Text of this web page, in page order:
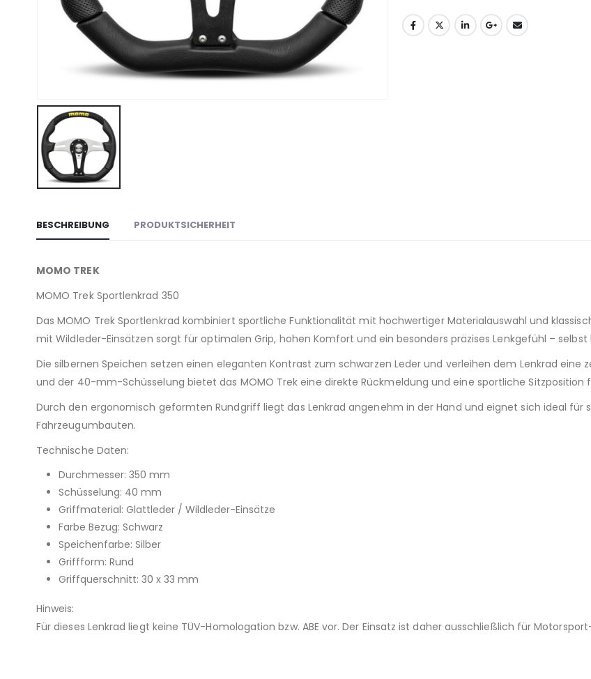
BESCHREIBUNG PRODUKTSICHERHEIT
MOMO TREK
MOMO Trek Sportlenkrad 350
Das MOMO Trek Sportlenkrad kombiniert sportliche Funktionalität mit hochwertiger Materialauswahl und
mit Wildleder-Einsätzen sorgt für optimalen Grip, hohen Komfort und ein besonders präzises Lenkgefühl – selbst
Die silbernen Speichen setzen einen eleganten Kontrast zum schwarzen Leder und verleihen dem Lenkrad
und der 40-mm-Schüsselung bietet das MOMO Trek eine direkte Rückmeldung und eine sportliche Sitzposition
Durch den ergonomisch geformten Rundgriff liegt das Lenkrad angenehm in der Hand und eignet sich ideal für
Fahrzeugumbauten.
Technische Daten:
Durchmesser: 350 mm
Schüsselung: 40 mm
Griffmaterial: Glattleder / Wildleder-Einsätze
Farbe Bezug: Schwarz
Speichenfarbe: Silber
Griffform: Rund
Griffquerschnitt: 30 x 33 mm
Hinweis:
Für dieses Lenkrad liegt keine TÜV-Homologation bzw. ABE vor. Der Einsatz ist daher ausschließlich für